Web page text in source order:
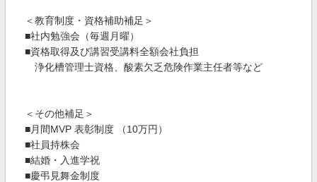
＜教育制度・資格補助補足＞
■社内勉強会（毎週月曜）
■資格取得及び講習受講料全額会社負担
浄化槽管理士資格、酸素欠乏危険作業主任者等など
＜その他補足＞
■月間MVP 表彰制度 （10万円）
■社員持株会
■結婚・入進学祝
■慶弔見舞金制度